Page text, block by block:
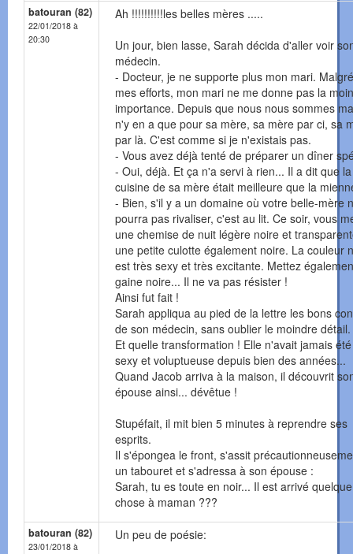
batouran (82)
22/01/2018 à
20:30
Ah !!!!!!!!!!les belles mères .....
Un jour, bien lasse, Sarah décida d'aller voir
médecin.
- Docteur, je ne supporte plus mon mari.
mes efforts, mon mari ne me donne pas la
importance. Depuis que nous nous sommes
n'y en a que pour sa mère, sa mère par ci, sa
par là. C'est comme si je n'existais pas.
- Vous avez déjà tenté de préparer un dîner
- Oui, déjà. Et ça n'a servi à rien... Il a dit que la
cuisine de sa mère était meilleure que la
- Bien, s'il y a un domaine où votre belle-mère
pourra pas rivaliser, c'est au lit. Ce soir, vous
une chemise de nuit légère noire et
une petite culotte également noire. La couleur
est très sexy et très excitante. Mettez
gaine noire... Il ne va pas résister !
Ainsi fut fait !
Sarah appliqua au pied de la lettre les bons
de son médecin, sans oublier le moindre détail.
Et quelle transformation ! Elle n'avait jamais
sexy et voluptueuse depuis bien des années...
Quand Jacob arriva à la maison, il découvrit
épouse ainsi... dévêtue !
Stupéfait, il mit bien 5 minutes à reprendre ses
esprits.
Il s'épongea le front, s'assit
un tabouret et s'adressa à son épouse :
Sarah, tu es toute en noir... Il est arrivé quelque
chose à maman ???
batouran (82)
23/01/2018 à
Un peu de poésie: